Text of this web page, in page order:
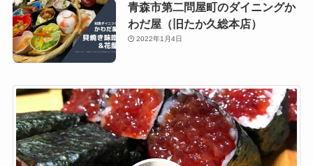
青森市第二問屋町のダイニングか
わだ屋（旧たか久総本店）
2022年1月4日